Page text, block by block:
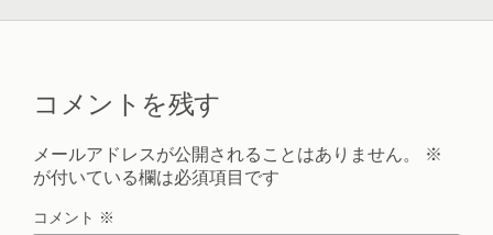
コメントを残す
メールアドレスが公開されることはありません。
※
が付いている欄は必須項目です
コメント ※